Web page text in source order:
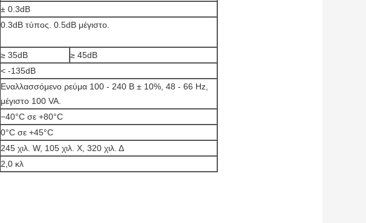
± 0.3dB
0.3dB τύπος. 0.5dB μέγιστο.
≥ 35dB
≥ 45dB
< -135dB
Εναλλασσόμενο ρεύμα 100 - 240 Β ± 10%, 48 - 66 Hz,
μέγιστο 100 VA.
−40°C σε +80°C
0°C σε +45°C
245 χιλ. W, 105 χιλ. Χ, 320 χιλ. Δ
2,0 κλ